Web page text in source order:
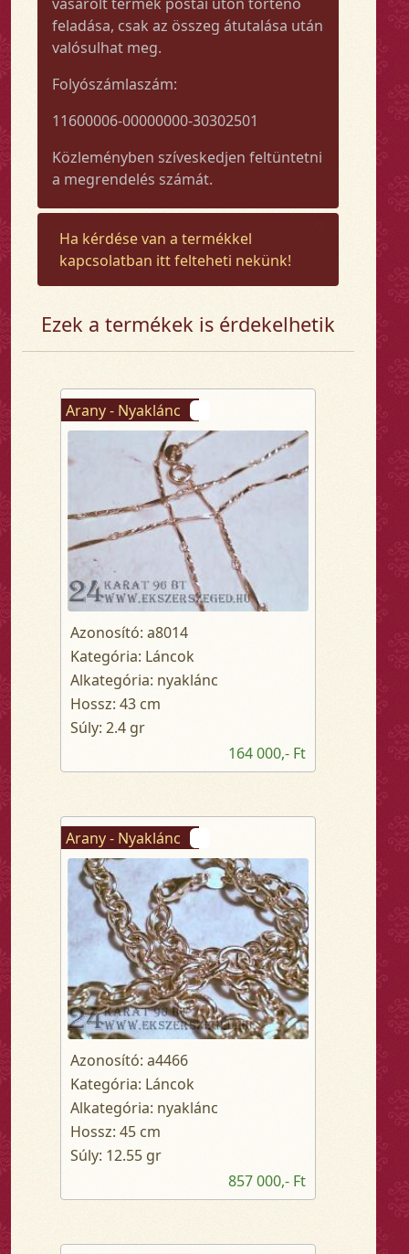
feladása, csak az összeg átutalása után
valósulhat meg.
Folyószámlaszám:
11600006-00000000-30302501
Közleményben szíveskedjen feltüntetni
a megrendelés számát.
Ha kérdése van a termékkel
kapcsolatban itt felteheti nekünk!
Ezek a termékek is érdekelhetik
Arany - Nyaklánc
Azonosító: a8014
Kategória: Láncok
Alkategória: nyaklánc
Hossz: 43 cm
Súly: 2.4 gr
164 000,- Ft
Arany - Nyaklánc
Azonosító: a4466
Kategória: Láncok
Alkategória: nyaklánc
Hossz: 45 cm
Súly: 12.55 gr
857 000,- Ft